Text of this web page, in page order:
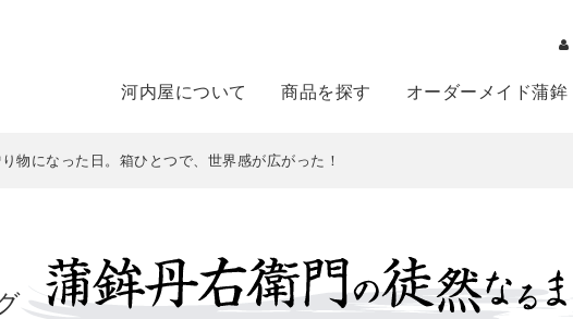
河内屋について 商品を探す オーダーメイド蒲鉾
物になった日。箱ひとつで、世界感が広がった！